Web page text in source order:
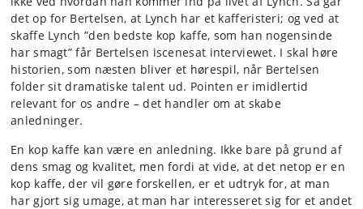
det op for Bertelsen, at Lynch har et kafferisteri; og ved at
skaffe Lynch ”den bedste kop kaffe, som han nogensinde
har smagt” får Bertelsen iscenesat interviewet. I skal høre
historien, som næsten bliver et hørespil, når Bertelsen
folder sit dramatiske talent ud. Pointen er imidlertid
relevant for os andre – det handler om at skabe
anledninger.
En kop kaffe kan være en anledning. Ikke bare på grund af
dens smag og kvalitet, men fordi at vide, at det netop er en
kop kaffe, der vil gøre forskellen, er et udtryk for, at man
har gjort sig umage, at man har interesseret sig for et andet